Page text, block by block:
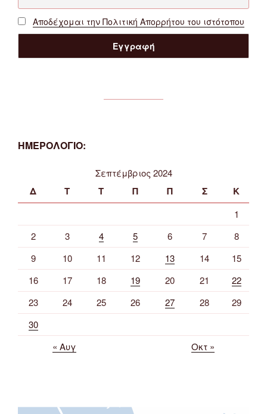
Αποδέχομαι την Πολιτική Απορρήτου του ιστότοπου
ΗΜΕΡΟΛΟΓΙΟ:
Σεπτέμβριος 2024
Δ Τ Τ Π Π Σ Κ
1
2
3 4 5 6 7
8
9
10 11 12 13 14
15
16
17 18 19 20 21
22
23
24 25 26 27 28
29
30
« Αυγ
Οκτ »